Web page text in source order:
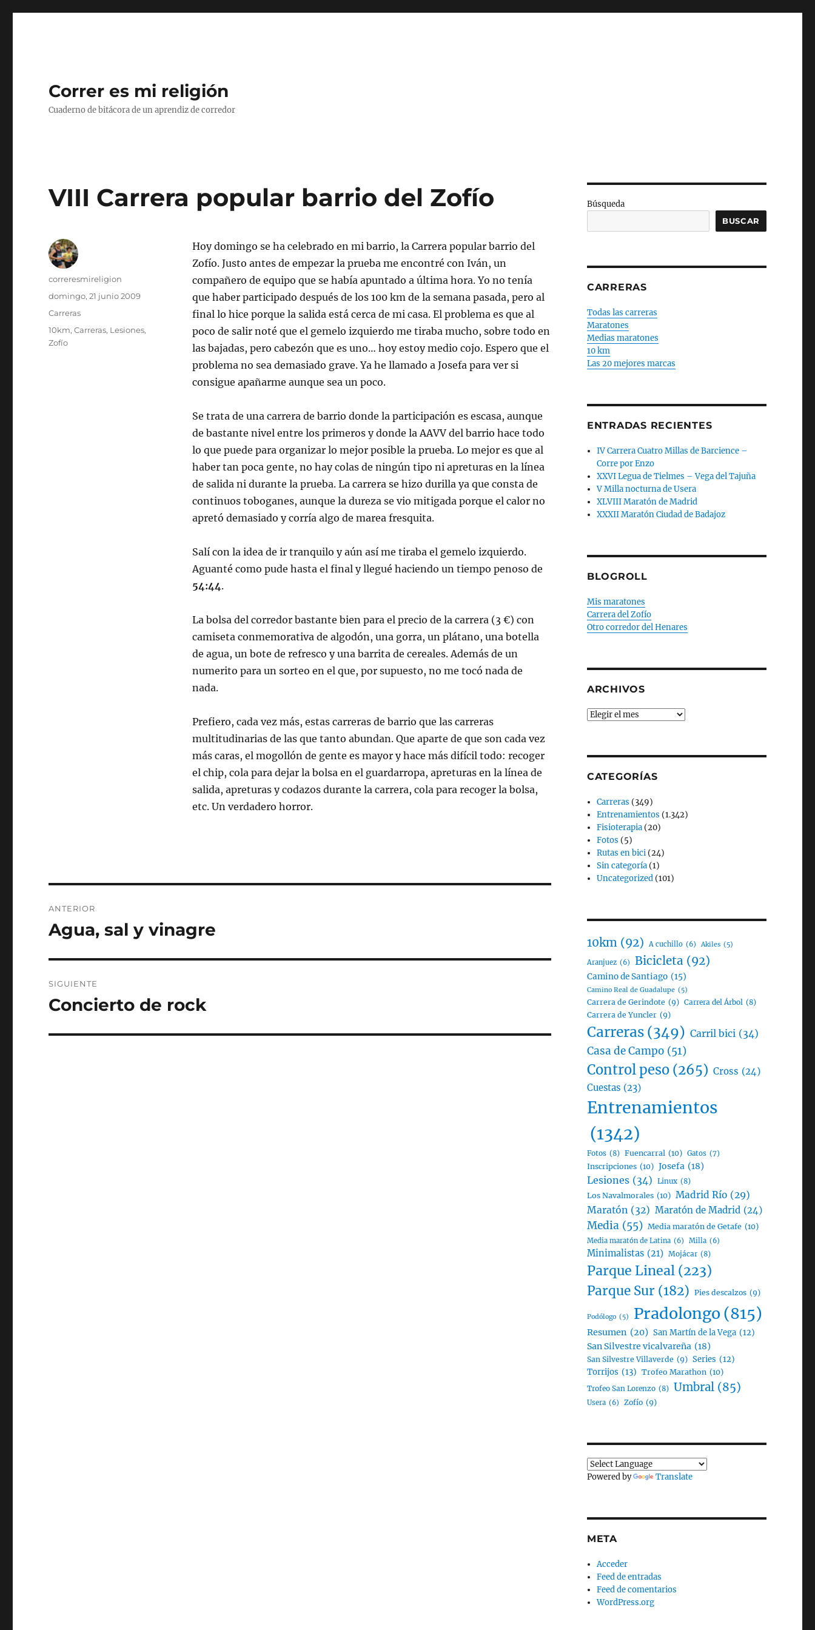
Correr es mi religión
Cuaderno de bitácora de un aprendiz de corredor
VIII Carrera popular barrio del Zofío
Hoy domingo se ha celebrado en mi barrio, la Carrera popular barrio del
Zofío. Justo antes de empezar la prueba me encontré con Iván, un
compañero de equipo que se había apuntado a última hora. Yo no tenía
que haber participado después de los 100 km de la semana pasada, pero al
final lo hice porque la salida está cerca de mi casa. El problema es que al
poco de salir noté que el gemelo izquierdo me tiraba mucho, sobre todo en
las bajadas, pero cabezón que es uno… hoy estoy medio cojo. Espero que el
problema no sea demasiado grave. Ya he llamado a Josefa para ver si
consigue apañarme aunque sea un poco.
Se trata de una carrera de barrio donde la participación es escasa, aunque
de bastante nivel entre los primeros y donde la AAVV del barrio hace todo
lo que puede para organizar lo mejor posible la prueba. Lo mejor es que al
haber tan poca gente, no hay colas de ningún tipo ni apreturas en la línea
de salida ni durante la prueba. La carrera se hizo durilla ya que consta de
continuos toboganes, aunque la dureza se vio mitigada porque el calor no
apretó demasiado y corría algo de marea fresquita.
Salí con la idea de ir tranquilo y aún así me tiraba el gemelo izquierdo.
Aguanté como pude hasta el final y llegué haciendo un tiempo penoso de
54:44.
La bolsa del corredor bastante bien para el precio de la carrera (3 €) con
camiseta conmemorativa de algodón, una gorra, un plátano, una botella
de agua, un bote de refresco y una barrita de cereales. Además de un
numerito para un sorteo en el que, por supuesto, no me tocó nada de
nada.
Prefiero, cada vez más, estas carreras de barrio que las carreras
multitudinarias de las que tanto abundan. Que aparte de que son cada vez
más caras, el mogollón de gente es mayor y hace más difícil todo: recoger
el chip, cola para dejar la bolsa en el guardarropa, apreturas en la línea de
salida, apreturas y codazos durante la carrera, cola para recoger la bolsa,
etc. Un verdadero horror.
Autor
correresmireligion
Publicado
domingo, 21 junio 2009
Categorías
Carreras
Etiquetas
10km,Carreras, Lesiones,
Zofío
de
ANTERIOR
Entrada
Agua, sal y vinagre
SIGUIENTE
Entrada
Concierto de rock
Búsqueda
BUSCAR
CARRERAS
Todas las carreras
Maratones
Medias maratones
10 km
Las 20 mejores marcas
ENTRADAS RECIENTES
IV Carrera Cuatro Millas de Barcience –
Corre por Enzo
XXVI Legua de Tielmes – Vega del Tajuña
V Milla nocturna de Usera
XLVIII Maratón de Madrid
XXXII Maratón Ciudad de Badajoz
BLOGROLL
Mis maratones
Carrera del Zofío
Otro corredor del Henares
ARCHIVOS
Archivos
CATEGORÍAS
Carreras (349)
Entrenamientos (1.342)
Fisioterapia (20)
Fotos (5)
Rutas en bici (24)
Sin categoría (1)
Uncategorized (101)
10km (92) A cuchillo (6) Akiles (5)
Aranjuez (6) Bicicleta (92)
Camino de Santiago (15)
Camino Real de Guadalupe (5)
Carrera de Gerindote (9) Carrera del Árbol (8)
Carrera de Yuncler (9)
Carreras (349) Carril bici (34)
Casa de Campo (51)
Control peso (265) Cross (24)
Cuestas (23)
Entrenamientos
(1342)
Fotos (8) Fuencarral (10) Gatos (7)
Inscripciones (10) Josefa (18)
Lesiones (34) Linux (8)
Los Navalmorales (10) Madrid Río (29)
Maratón (32) Maratón de Madrid (24)
Media (55) Media maratón de Getafe (10)
Media maratón de Latina (6) Milla (6)
Minimalistas (21) Mojácar (8)
Parque Lineal (223)
Parque Sur (182) Pies descalzos (9)
Podólogo (5) Pradolongo(815)
Resumen (20) San Martín de la Vega (12)
San Silvestre vicalvareña (18)
San Silvestre Villaverde (9) Series (12)
Torrijos (13) Trofeo Marathon (10)
Trofeo San Lorenzo (8) Umbral (85)
Usera (6) Zofío (9)
Powered by Translate
META
Acceder
Feed de entradas
Feed de comentarios
WordPress.org